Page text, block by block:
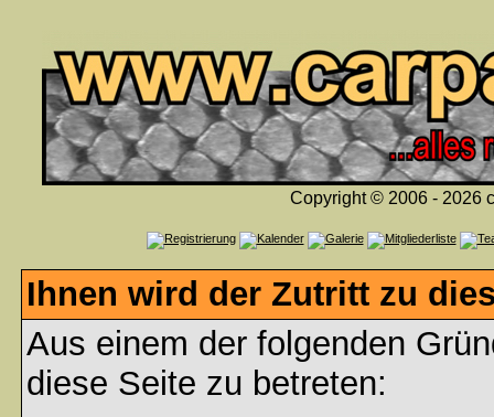
Copyright © 2006 - 2026
Ihnen wird der Zutritt zu
Aus einem der folgenden
diese Seite zu betreten: